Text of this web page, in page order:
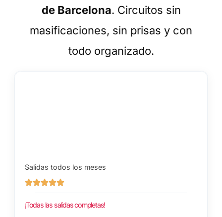
de Barcelona. Circuitos sin
masificaciones, sin prisas y con
todo organizado.
Salidas todos los meses
¡Todas las salidas completas!